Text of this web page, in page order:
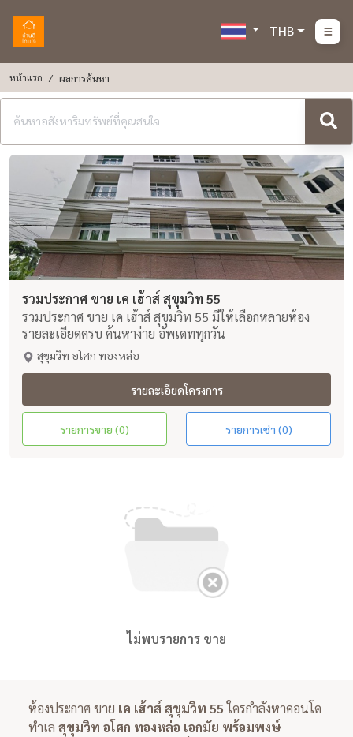
THB
หน้าแรก ผลการค้นหา
รวมประกาศ ขาย เค เฮ้าส์ สุขุมวิท 55
รวมประกาศ ขาย เค เฮ้าส์ สุขุมวิท 55 มีให้เลือกหลายห้อง
รายละเอียดครบ ค้นหาง่าย อัพเดททุกวัน
สุขุมวิท อโศก ทองหล่อ
รายละเอียดโครงการ
รายการขาย (0) รายการเช่า (0)
ไม่พบรายการ ขาย
ห้องประกาศ ขาย เค เฮ้าส์ สุขุมวิท 55ใครกำลังหาคอนโด
ทำเล สุขุมวิท อโศก ทองหล่อ เอกมัย พร้อมพงษ์